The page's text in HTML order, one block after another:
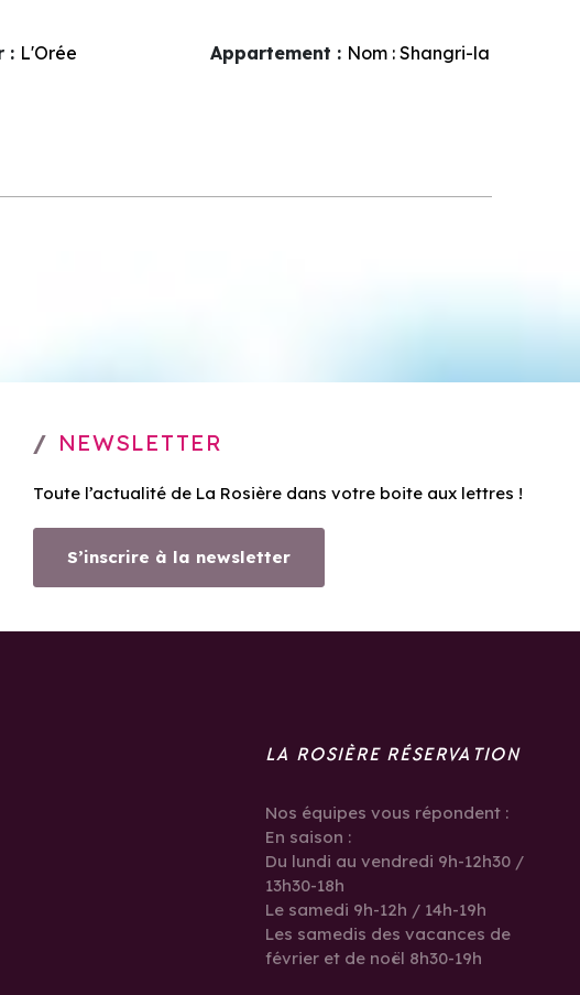
: L'Orée Appartement : Nom : Shangri-la
NEWSLETTER
Toute l’actualité de La Rosière dans votre boite aux lettres !
S’inscrire à la newsletter
LA ROSIÈRE RÉSERVATION
Nos équipes vous répondent :
En saison :
Du lundi au vendredi 9h-12h30 /
13h30-18h
Le samedi 9h-12h / 14h-19h
Les samedis des vacances de
février et de noël 8h30-19h